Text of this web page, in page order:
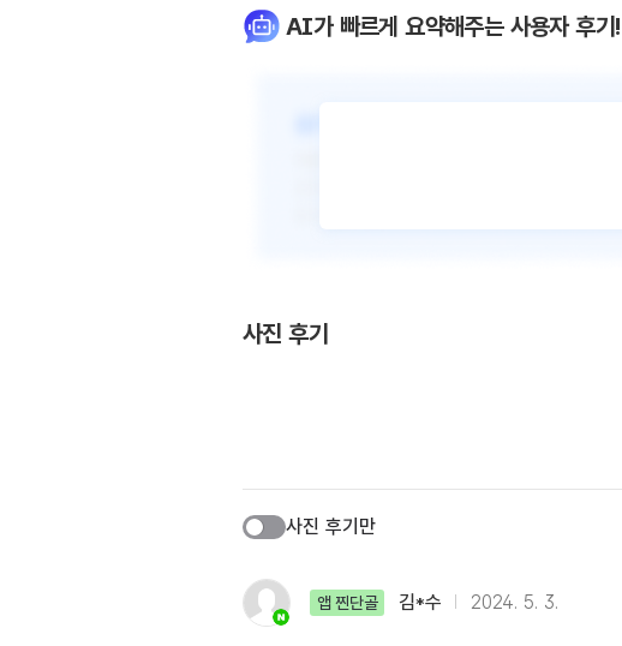
AI가 빠르게 요약해주는 사용자 후기!
사진 후기
사진 후기만
앱 찐단골 김*수 2024. 5. 3.